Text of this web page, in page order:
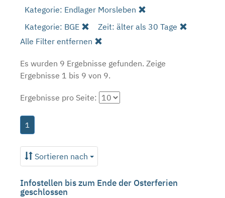
Kategorie: Endlager Morsleben
Kategorie: BGE
Zeit: älter als 30 Tage
Alle Filter entfernen
Es wurden 9 Ergebnisse gefunden. Zeige
Ergebnisse 1 bis 9 von 9.
Ergebnisse pro Seite:
1
Sortieren nach
Infostellen bis zum Ende der Osterferien
geschlossen